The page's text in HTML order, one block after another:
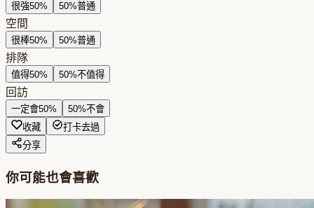
很強50% 50%普通
空間
很棒50% 50%普通
排隊
值得50% 50%不值得
回訪
一定會50% 50%不會
收藏
打卡去過
分享
你可能也會喜歡